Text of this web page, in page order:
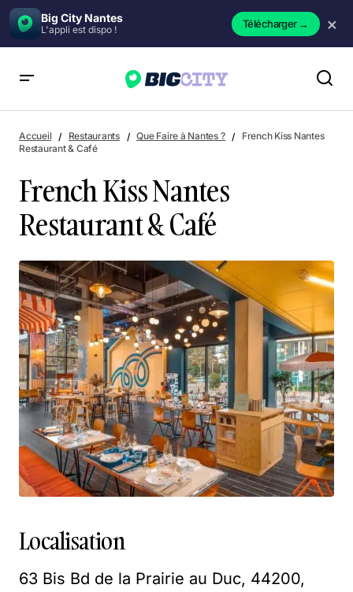
Big City Nantes
L'appli est dispo ! Télécharger→ ×
Accueil Restaurants Que Faire à Nantes ?
French Kiss Nantes
Restaurant & Café
French Kiss Nantes
Restaurant & Café
Localisation
63 Bis Bd de la Prairie au Duc, 44200,